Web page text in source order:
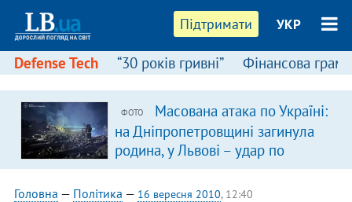
Підтримати УКР
Defense Tech “30 років гривні” Фінансова
ФОТО
Масована атака по Україні:
на Дніпропетровщині загинула
родина, у Львові – удар по
багатоповерхівках
(доповнюється)
Головна — Політика — 16 вересня 2010, 12:40